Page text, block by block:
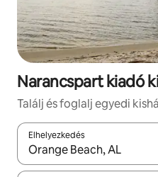
Narancspart kiadó
Találj és foglalj egyedi
Elhelyezkedés
Az eredmények között a